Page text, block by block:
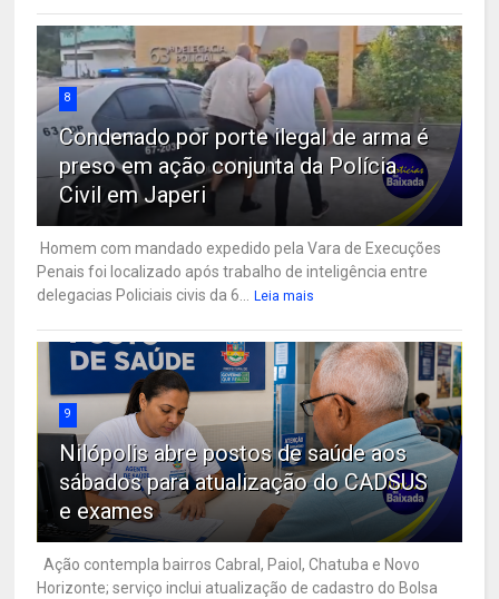
8
Condenado por porte ilegal de arma é
preso em ação conjunta da Polícia
Civil em Japeri
Homem com mandado expedido pela Vara de Execuções
Penais foi localizado após trabalho de inteligência entre
delegacias Policiais civis da 6... Leia mais
9
Nilópolis abre postos de saúde aos
sábados para atualização do CADSUS
e exames
Ação contempla bairros Cabral, Paiol, Chatuba e Novo
Horizonte; serviço inclui atualização de cadastro do Bolsa